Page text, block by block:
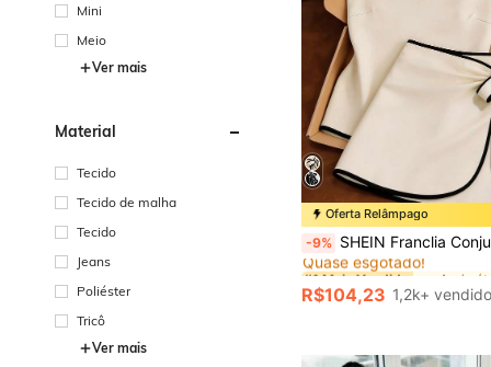
Mini
Meio
Ver mais
Material
Tecido
Tecido de malha
Tecido
Jeans
Poliéster
Tricô
Ver mais
Oferta Relâmpago
-9% SHEIN Franclia Conjunto de 2 Peças Estilo Chinês Novo Asiático Minimalista com Top Sem Mangas de Gola Pequena
#1 Mais Vendido
Quase esgotado!
#1 Mais Vendido
Quase esgotado!
#1 Mais Vendido
Quase esgotado!
#1 Mais Vendido
R$104,23 1,2k+ vendido